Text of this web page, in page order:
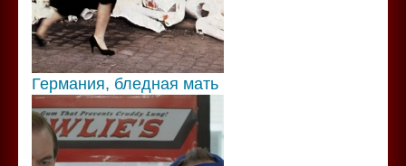
Германия, бледная мать